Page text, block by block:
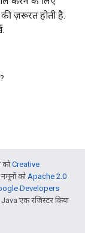
ज़रूरत होती है.
कोCreative
कोApache 2.0
Developers
एक रजिस्टर किया